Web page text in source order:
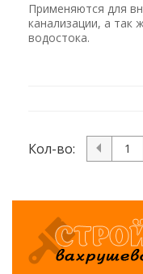
Применяются для
канализации, а так
водостока.
Кол-во: